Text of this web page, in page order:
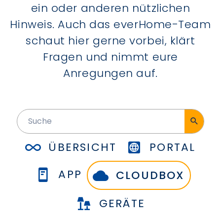
ein oder anderen nützlichen
Hinweis. Auch das everHome-Team
schaut hier gerne vorbei, klärt
Fragen und nimmt eure
Anregungen auf.
ÜBERSICHT
PORTAL
APP
CLOUDBOX
GERÄTE